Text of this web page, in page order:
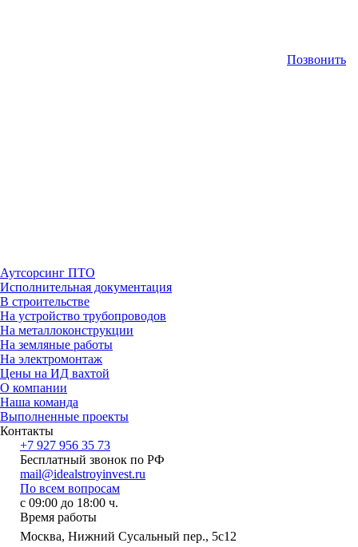
Позвонить
Аутсорсинг ПТО
Исполнительная документация
В строительстве
На устройство трубопроводов
На металлоконструкции
На земляные работы
На электромонтаж
Цены на ИД вахтой
О компании
Наша команда
Выполненные проекты
Контакты
+7 927 956 35 73
Бесплатный звонок по РФ
mail@idealstroyinvest.ru
По всем вопросам
с 09:00 до 18:00 ч.
Время работы
Москва, Нижний Сусальный пер., 5c12